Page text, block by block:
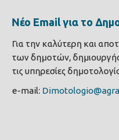
Νέο Email για το
Για την καλύτερη και
των δημοτών,
τις υπηρεσίες
e-mail: